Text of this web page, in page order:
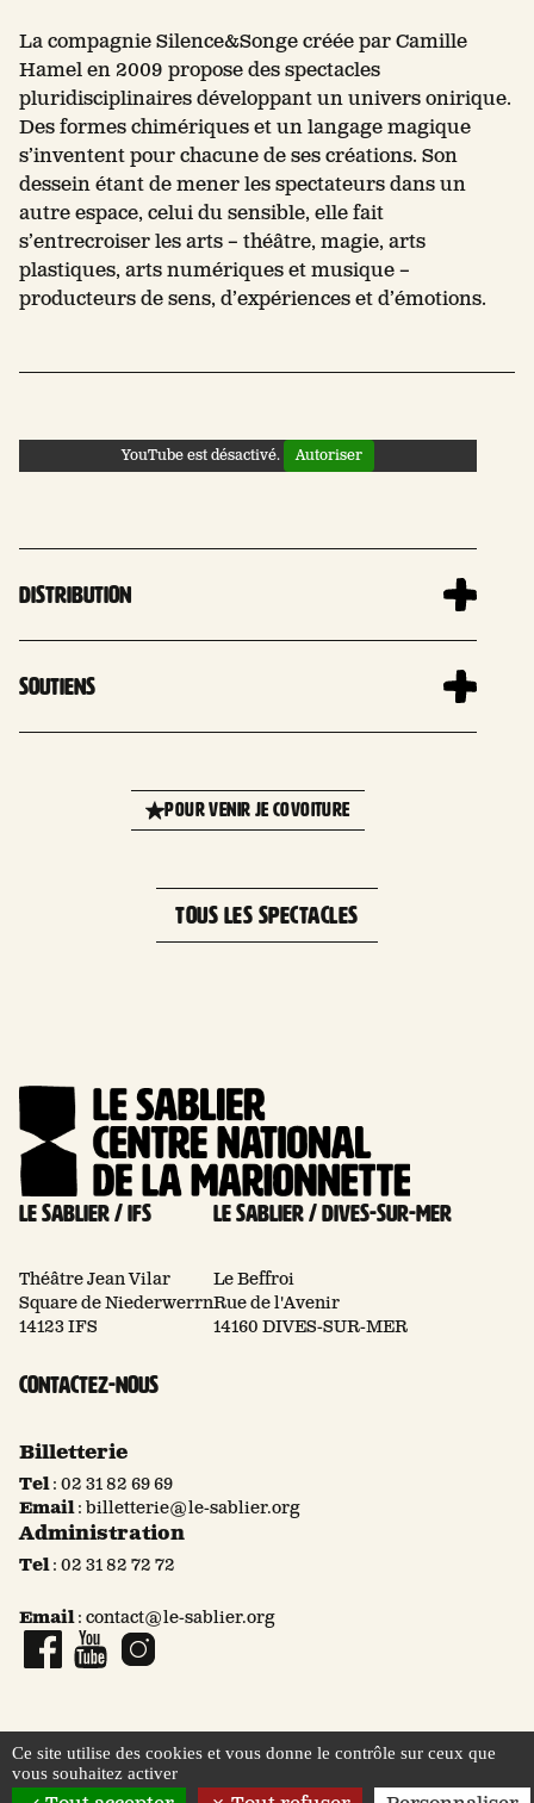
La compagnie Silence&Songe créée par Camille
Hamel en 2009 propose des spectacles
pluridisciplinaires développant un univers onirique.
Des formes chimériques et un langage magique
s’inventent pour chacune de ses créations. Son
dessein étant de mener les spectateurs dans un
autre espace, celui du sensible, elle fait
s’entrecroiser les arts – théâtre, magie, arts
plastiques, arts numériques et musique –
producteurs de sens, d’expériences et d’émotions.
YouTube est désactivé. Autoriser
Distribution
Soutiens
Le Sablier - Centre national de la
marionnette, Ifs, France
POUR VENIR JE COVOITURE
TOUS LES SPECTACLES
Le Sablier / Ifs
Théâtre Jean Vilar
Square de Niederwerrn
14123 IFS
Le Sablier / Dives-sur-mer
Le Beffroi
Rue de l'Avenir
14160 DIVES-SUR-MER
Contactez-nous
Billetterie
Tel: 02 31 82 69 69
Email:billetterie@le-sablier.org
Administration
Tel: 02 31 82 72 72
Email: contact@le-sablier.org
Ce site utilise des cookies et vous donne le contrôle sur ceux que
vous souhaitez activer